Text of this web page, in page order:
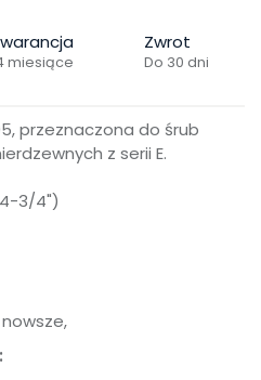
miesiące
Zwrot
Do 30 dni
przeznaczona do śrub
z serii E.
3/4")